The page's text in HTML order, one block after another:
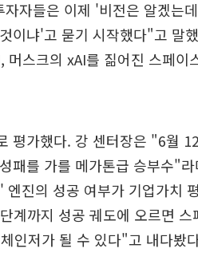
자들은 이제 '비전은 알겠는
이냐'고 묻기 시작했다"고 말
스크의 xAI를 짊어진 스페이
평가했다. 강 센터장은 "6월
패를 가를 메가톤급 승부수"
진의 성공 여부가 기업가치
계까지 성공 궤도에 오르면 스
인저가 될 수 있다"고 내다봤